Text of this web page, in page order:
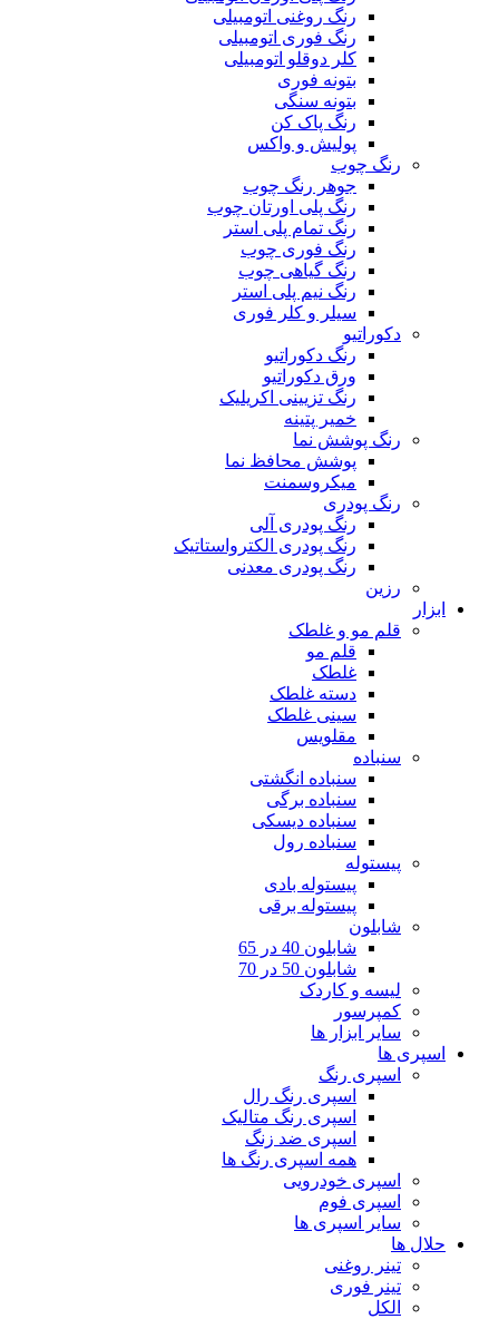
رنگ روغنی اتومبیلی
رنگ فوری اتومبیلی
کلر دوقلو اتومبیلی
بتونه فوری
بتونه سنگی
رنگ پاک کن
پولیش و واکس
رنگ چوب
جوهر رنگ چوب
رنگ پلی اورتان چوب
رنگ تمام پلی استر
رنگ فوری چوب
رنگ گیاهی چوب
رنگ نیم پلی استر
سیلر و کلر فوری
دکوراتیو
رنگ دکوراتیو
ورق دکوراتیو
رنگ تزیینی اکریلیک
خمیر پتینه
رنگ پوشش نما
پوشش محافظ نما
میکروسمنت
رنگ پودری
رنگ پودری آلی
رنگ پودری الکترواستاتیک
رنگ پودری معدنی
رزین
ابزار
قلم مو و غلطک
قلم مو
غلطک
دسته غلطک
سینی غلطک
مقلویس
سنباده
سنباده انگشتی
سنباده برگی
سنباده دیسکی
سنباده رول
پیستوله
پیستوله بادی
پیستوله برقی
شابلون
شابلون 40 در 65
شابلون 50 در 70
لیسه و کاردک
کمپرسور
سایر ابزار ها
اسپری ها
اسپری رنگ
اسپری رنگ رال
اسپری رنگ متالیک
اسپری ضد زنگ
همه اسپری رنگ ها
اسپری خودرویی
اسپری فوم
سایر اسپری ها
حلال ها
تینر روغنی
تینر فوری
الکل